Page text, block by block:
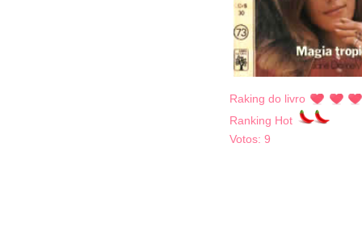
Raking do livro
Ranking Hot
Votos: 9